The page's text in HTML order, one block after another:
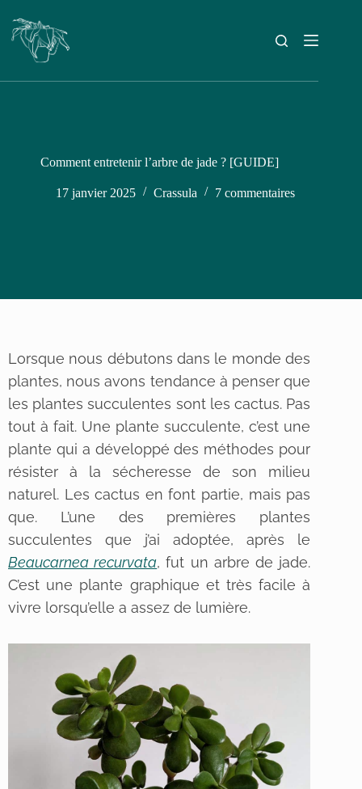
Comment entretenir l’arbre de jade ? [GUIDE]
17 janvier 2025 Crassula 7 commentaires
Lorsque nous débutons dans le monde des
plantes, nous avons tendance à penser que
les plantes succulentes sont les cactus. Pas
tout à fait. Une plante succulente, c’est une
plante qui a développé des méthodes pour
résister à la sécheresse de son milieu
naturel. Les cactus en font partie, mais pas
que. L’une des premières plantes
succulentes que j’ai adoptée, après le
Beaucarnea recurvata, fut un arbre de jade.
C’est une plante graphique et très facile à
vivre lorsqu’elle a assez de lumière.